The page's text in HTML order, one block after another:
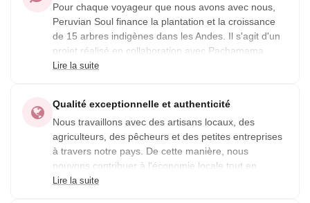
Pour chaque voyageur que nous avons avec nous,
Peruvian Soul finance la plantation et la croissance
de 15 arbres indigènes dans les Andes. Il s'agit d'un
projet réalisé en collaboration avec Pachamama
Raymi ONG et leurs communautés partenaires à
travail et de développement pour les familles
impliquées.
Lire la suite
Qualité exceptionnelle et authenticité
Nous travaillons avec des artisans locaux, des
agriculteurs, des pêcheurs et des petites entreprises
à travers notre pays. De cette manière, nous
pouvons contribuer à l'économie locale tout en
préservant les traditions locales et en enrichissant les
Lire la suite